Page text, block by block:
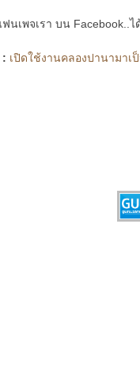
นเพจเรา บน Facebook..ไ
: เปิดใช้งานคลองปานามาเ